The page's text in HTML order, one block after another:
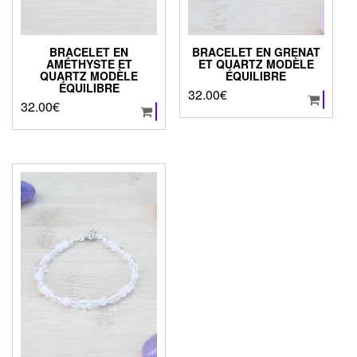
BRACELET EN
AMÉTHYSTE ET
QUARTZ MODÈLE
ÉQUILIBRE
32.00€
BRACELET EN GRENAT
ET QUARTZ MODÈLE
ÉQUILIBRE
32.00€